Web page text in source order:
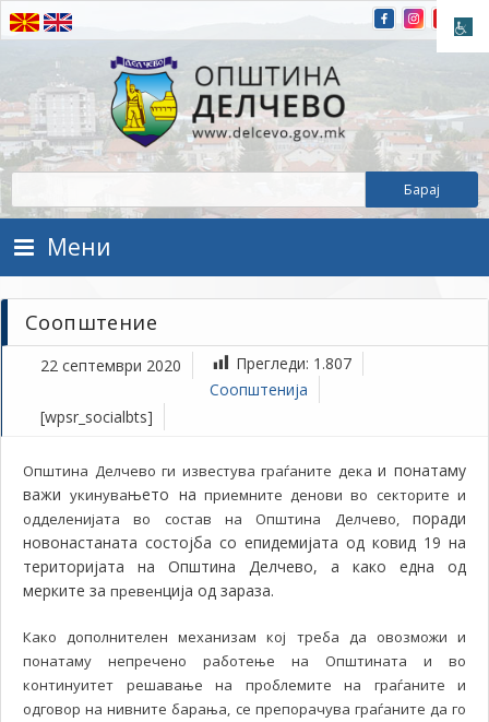
Прескокнете на содржината
Општина Делчево
Општина Делчево
Мени
Соопштение
22 септември 2020 Прегледи: 1.807
Соопштенија
[wpsr_socialbts]
Општина Делчево ги известува граѓаните декаи понатаму
важиукинувањето на приемните денови во секторите и
одделенијата во состав на Општина Делчево, поради
новонастаната состојба со епидемијата од ковид 19 на
територијата на Општина Делчево, а како една од
мерките за превенција од зараза.
Како дополнителен механизам кој треба да овозможи и
понатаму непречено работење на Општината и во
континуитет решавање на проблемите на граѓаните и
одговор на нивните барања, се препорачува граѓаните да го